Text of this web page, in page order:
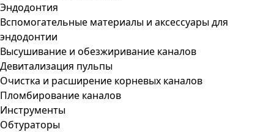
Эндодонтия
Вспомогательные материалы и аксессуары для
эндодонтии
Высушивание и обезжиривание каналов
Девитализация пульпы
Очистка и расширение корневых каналов
Пломбирование каналов
Инструменты
Обтураторы